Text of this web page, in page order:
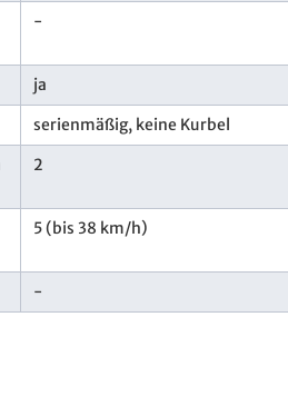
-
ja
serienmäßig, keine Kurbel
2
5 (bis 38 km/h)
-